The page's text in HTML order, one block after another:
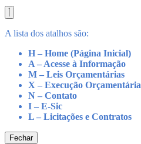
A lista dos atalhos são:
H – Home (Página Inicial)
A – Acesse à Informação
M – Leis Orçamentárias
X – Execução Orçamentária
N – Contato
I – E-Sic
L – Licitações e Contratos
Fechar